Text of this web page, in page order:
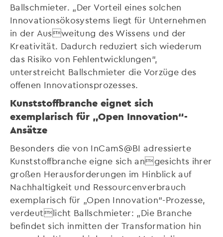
Ballschmieter. „Der Vorteil eines solchen
Innovationsökosystems liegt für Unternehmen
in der Ausweitung des Wissens und der
Kreativität. Dadurch reduziert sich wiederum
das Risiko von Fehlentwicklungen“,
unterstreicht Ballschmieter die Vorzüge des
offenen Innovationsprozesses.
Kunststoffbranche eignet sich
exemplarisch für „Open Innovation“-
Ansätze
Besonders die von InCamS@BI adressierte
Kunststoffbranche eigne sich angesichts ihrer
großen Herausforderungen im Hinblick auf
Nachhaltigkeit und Ressourcenverbrauch
exemplarisch für „Open Innovation“-Prozesse,
verdeutlicht Ballschmieter: „Die Branche
befindet sich inmitten der Transformation hin